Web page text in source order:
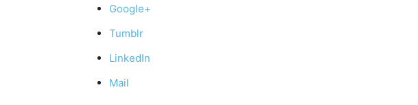
Google+
Tumblr
LinkedIn
Mail